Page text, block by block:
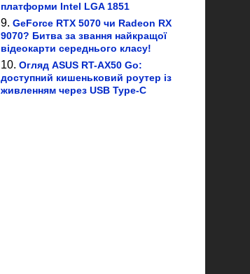
платформи Intel LGA 1851
GeForce RTX 5070 чи Radeon RX
9070? Битва за звання найкращої
відеокарти середнього класу!
Огляд ASUS RT-AX50 Go:
доступний кишеньковий роутер із
живленням через USB Type-C